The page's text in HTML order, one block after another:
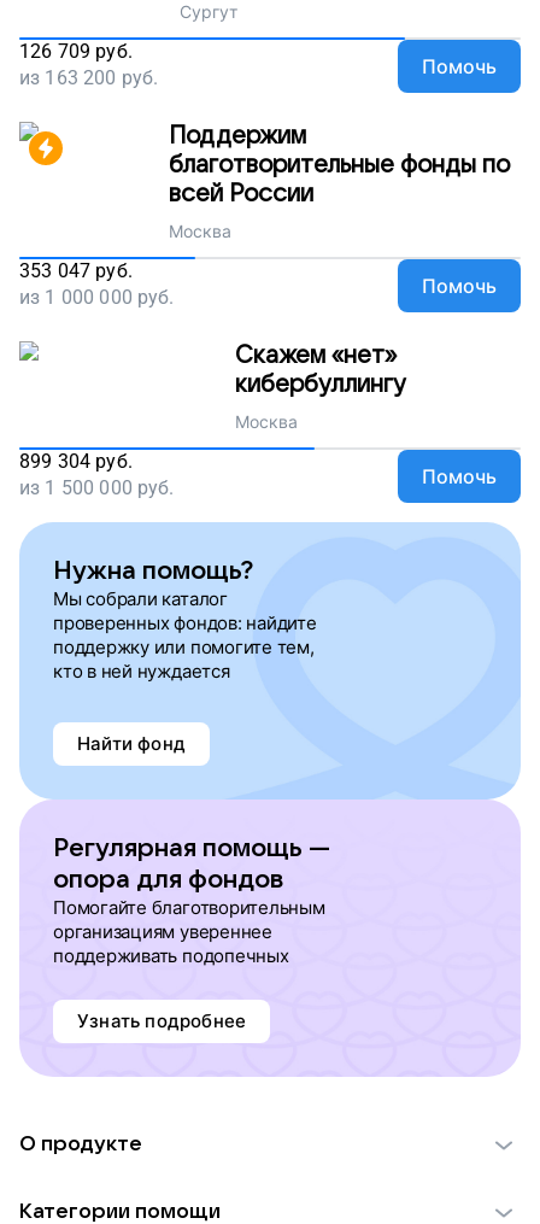
Сургут
126 709 руб.
из 163 200 руб. Помочь
Поддержим
благотворительные фонды по
всей России
Москва
353 047 руб.
из 1 000 000 руб. Помочь
Скажем «нет»
кибербуллингу
Москва
899 304 руб.
из 1 500 000 руб. Помочь
Нужна помощь?
Мы собрали каталог
проверенных фондов: найдите
поддержку или помогите тем,
кто в ней нуждается
Найти фонд
Регулярная помощь —
опора для фондов
Помогайте благотворительным
организациям увереннее
поддерживать подопечных
Узнать подробнее
О продукте
Категории помощи